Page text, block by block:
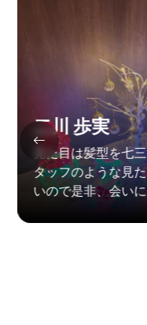
二川 歩実
見た目は髪型を七
タッフのような見た
いので是非、会いに